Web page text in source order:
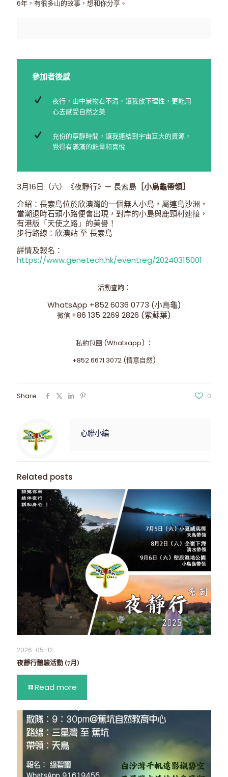
6年，有很多山的故事，想和你分享。
參加者後感
夜行，山中景物看不清，讓我放下理性，更能用
心去感受自然之美
充份的寧靜時間，讓我連結到宇宙巨大的資源，
覺得有滿滿的能量和喜悅
3月16日（六）《夜靜行》— 長索島 ［小烏龜帶領］
介紹：長索島位於欣澳灣的一個無人小島，屬連島沙洲，
當潮退時石頭小路便會出現，對岸的小島與鹿頸村連接，
有港版「天使之路」的美譽！
步行路線：欣澳站 至 長索島
詳情及報名：
https://www.genetech.hk/eventreg/20240315001
活動查詢：
WhatsApp +852 6036 0773 (小烏龜)
微信 +86 135 2269 2826 (紫蘇葉)
私約包團 (Whatsapp) ：
+852 6671 3072 (情意自然)
Share 0
心聯小編
Related posts
2026-05-12
夜靜行體驗活動 (7月)
Read more